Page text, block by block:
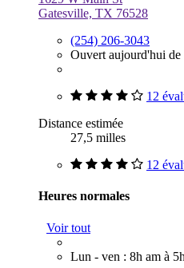
Gatesville, TX 76528
(254) 206-3043
Ouvert aujourd'hui de
12
Distance estimée
27,5 milles
12
Heures normales
Voir tout
Lun - ven : 8h am à